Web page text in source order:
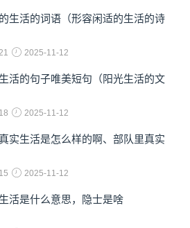
生活的词语（形容闲适的生活的诗
2025-11-12
活的句子唯美短句（阳光生活的文
2025-11-12
实生活是怎么样的啊、部队里真实
2025-11-12
活是什么意思，隐士是啥